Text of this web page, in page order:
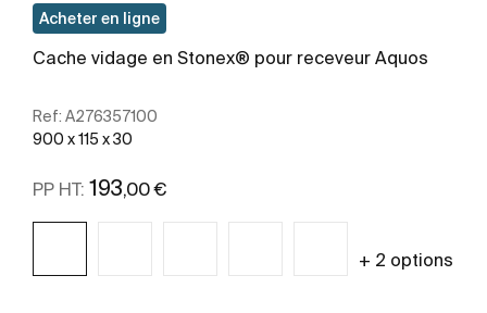
Acheter en ligne
Cache vidage en Stonex® pour receveur Aquos
Ref: A276357100
900 x 115 x 30
PP HT: 193 ,00 €
+ 2 options